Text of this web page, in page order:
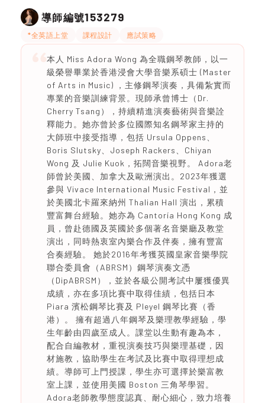
導師編號153279
*全英語上堂 課程設計 應試策略
本人 Miss Adora Wong 為全職鋼琴教師，以一
級榮譽畢業於香港浸會大學音樂系碩士 (Master
of Arts in Music) ，主修鋼琴演奏，具備紮實而
專業的音樂訓練背景。現師承曾博士（Dr.
Cherry Tsang），持續精進演奏藝術與音樂詮
釋能力。她亦曾於多位國際知名鋼琴家主持的
大師班中接受指導，包括 Ursula Oppens、
Boris Slutsky、Joseph Rackers、Chiyan
Wong 及 Julie Kuok，拓闊音樂視野。 Adora老
師曾於美國、加拿大及歐洲演出。2023年獲選
參與 Vivace International Music Festival，並
於美國北卡羅來納州 Thalian Hall 演出，累積
豐富舞台經驗。她亦為 Cantoría Hong Kong 成
員，曾赴德國及英國於多個著名音樂廳及教堂
演出，同時熱衷室內樂合作及伴奏，擁有豐富
合奏經驗。 她於2016年考獲英國皇家音樂學院
聯合委員會（ABRSM）鋼琴演奏文憑
（DipABRSM），並於各級公開考試中屢獲優異
成績，亦在多項比賽中取得佳績，包括日本
Piara 濱松鋼琴比賽及 Pleyel 鋼琴比賽（香
港）。 擁有超過八年鋼琴及樂理教學經驗，學
生年齡由四歲至成人。課堂以生動有趣為本，
配合自編教材，重視演奏技巧與樂理基礎，因
材施教，協助學生在考試及比賽中取得理想成
績。導師可上門授課，學生亦可選擇於樂富教
室上課，並使用美國 Boston 三角琴學習。
Adora老師教學態度認真、耐心細心，致力培養